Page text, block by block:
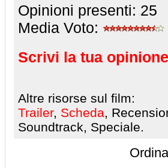
Opinioni presenti: 25
Media Voto:
Scrivi la tua
Altre risorse sul film:
Trailer, Scheda,
Soundtrack, Speciale.